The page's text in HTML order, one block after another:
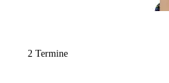
2 Termine